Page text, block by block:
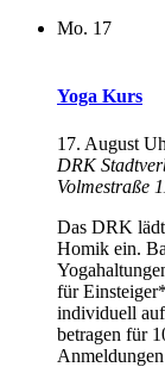
Mo. 17
Yoga Kurs
17. August
DRK
Volmestraße
Das DRK
Homik ein.
für
individuell
betragen für